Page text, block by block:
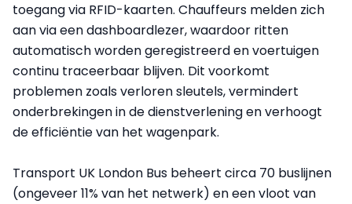
toegang via RFID-kaarten. Chauffeurs melden zich
aan via een dashboardlezer, waardoor ritten
automatisch worden geregistreerd en voertuigen
continu traceerbaar blijven. Dit voorkomt
problemen zoals verloren sleutels, vermindert
onderbrekingen in de dienstverlening en verhoogt
de efficiëntie van het wagenpark.
Transport UK London Bus beheert circa 70 buslijnen
(ongeveer 11% van het netwerk) en een vloot van